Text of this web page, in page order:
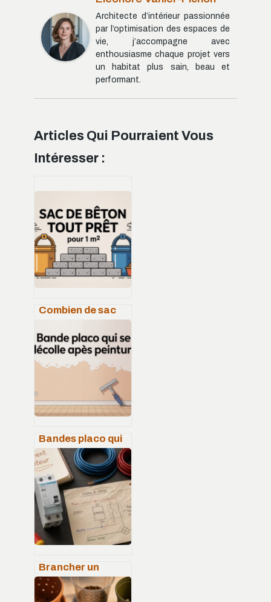
Architecte d’intérieur passionnée
par l’optimisation des espaces de
vie, j’accompagne avec
enthousiasme chaque projet vers
un habitat plus sain, beau et
performant.
Articles Qui Pourraient Vous
Intéresser :
Combien de sac
pour 1 m2 : le
calcul simple
Bandes placo qui
se décolle après
peinture : causes,
solutions et
prévention
Brancher un
télérupteur Hager
: schéma de